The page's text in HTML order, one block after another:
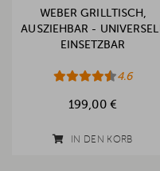
WEBER GRILLTISCH,
AUSZIEHBAR - UNIVERSELL
EINSETZBAR
4.6
199,00 €
IN DEN KORB